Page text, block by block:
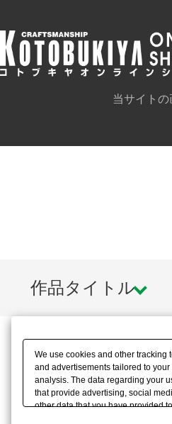
当サイト
作品タイトル
We use cookies and other tracking
and advertisements tailored to
analysis. The data regarding your
that provide advertising, social
other data that you have provided